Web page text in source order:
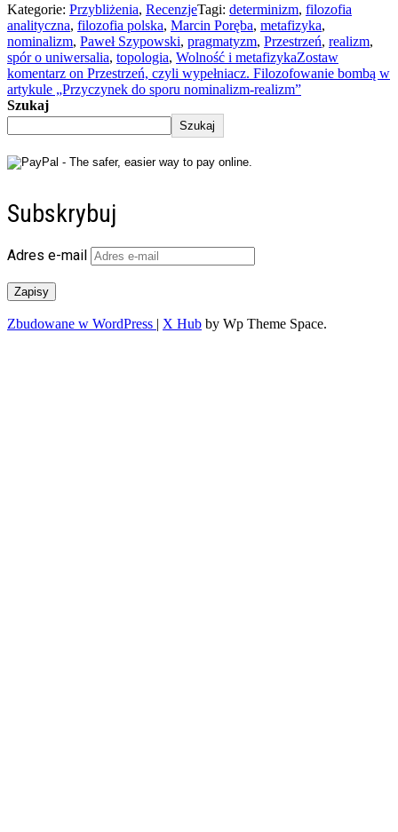
Kategorie: Przybliżenia, RecenzjeTagi: determinizm, filozofia
analityczna, filozofia polska, Marcin Poręba, metafizyka,
nominalizm, Paweł Szypowski, pragmatyzm, Przestrzeń, realizm,
spór o uniwersalia, topologia, Wolność i metafizykaZostaw
komentarz on Przestrzeń, czyli wypełniacz. Filozofowanie bombą w
artykule „Przyczynek do sporu nominalizm-realizm”
Szukaj
Szukaj
Subskrybuj
Adres e-mail
Zapisy
Zbudowane w WordPress | X Hub by Wp Theme Space.